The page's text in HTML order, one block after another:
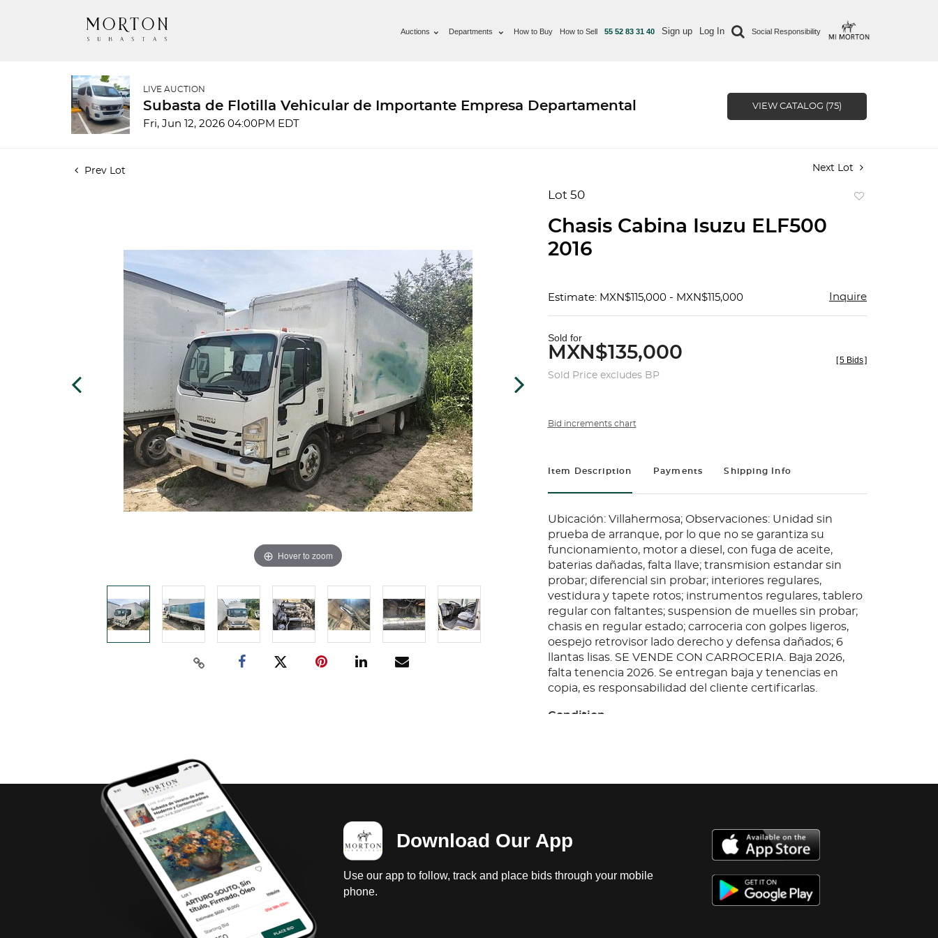
Auctions Departments How to Buy How to Sell 55 52 83 31 40 Sign up Log In Social Responsibility
LIVE AUCTION
Subasta de Flotilla Vehicular de Importante Empresa Departamental
Fri, Jun 12, 2026 04:00PM EDT
VIEW CATALOG (75)
Prev Lot Next Lot
Hover to zoom
Lot 50
Chasis Cabina Isuzu ELF500
2016
Estimate: MXN$115,000 - MXN$115,000 Inquire
Sold for
MXN$135,000
Sold Price excludes BP
[5 Bids]
Bid increments chart
Item Description Payments Shipping Info
Ubicación: Villahermosa; Observaciones: Unidad sin
prueba de arranque, por lo que no se garantiza su
funcionamiento, motor a diesel, con fuga de aceite,
baterias dañadas, falta llave; transmision estandar sin
probar; diferencial sin probar; interiores regulares,
vestidura y tapete rotos; instrumentos regulares, tablero
regular con faltantes; suspension de muelles sin probar;
chasis en regular estado; carroceria con golpes ligeros,
oespejo retrovisor lado derecho y defensa dañados; 6
llantas lisas. SE VENDE CON CARROCERIA. Baja 2026,
falta tenencia 2026. Se entregan baja y tenencias en
copia, es responsabilidad del cliente certificarlas.
Condition
regular con faltantes; suspension de muelles sin probar;
chasis en regular estado; carroceria con golpes ligeros,
llantas lisas. SE VENDE CON CARROCERIA. Baja 2026,
falta tenencia 2026. Se entregan baja y tenencias en
Download Our App
Use our app to follow, track and place bids through your mobile
phone.